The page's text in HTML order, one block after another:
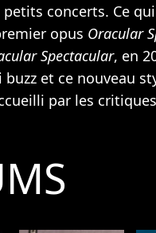
concerts. Ce
opus Oracular
Spectacular, en
et ce nouveau
par les